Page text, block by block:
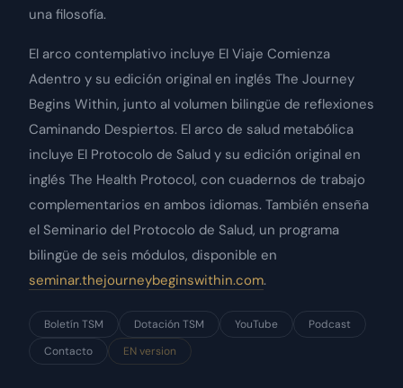
una filosofía.
El arco contemplativo incluye El Viaje Comienza
Adentro y su edición original en inglés The Journey
Begins Within, junto al volumen bilingüe de reflexiones
Caminando Despiertos. El arco de salud metabólica
incluye El Protocolo de Salud y su edición original en
inglés The Health Protocol, con cuadernos de trabajo
complementarios en ambos idiomas. También enseña
el Seminario del Protocolo de Salud, un programa
bilingüe de seis módulos, disponible en
seminar.thejourneybeginswithin.com.
Boletín TSM Dotación TSM YouTube
Podcast
Contacto
EN version